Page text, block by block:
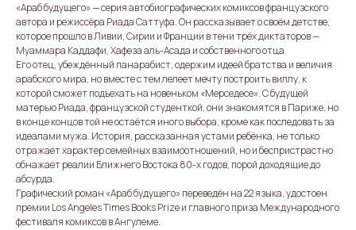
«Араб будущего» — серия автобиографических комиксов французского
автора и режиссёра Риада Саттуфа. Он рассказывает о своём детстве,
которое прошло в Ливии, Сирии и Франции в тени трёх диктаторов —
Муаммара Каддафи, Хафеза аль-Асада и собственного отца.
Его отец, убеждённый панарабист, одержим идеей братства и величия
арабского мира, но вместе с тем лелеет мечту построить виллу, к
которой сможет подъехать на новеньком «Мерседесе». С будущей
матерью Риада, французской студенткой, они знакомятся в Париже, но
в конце концов той не остаётся иного выбора, кроме как последовать за
идеалами мужа. История, рассказанная устами ребёнка, не только
отражает характер семейных взаимоотношений, но и беспристрастно
обнажает реалии Ближнего Востока 80-х годов, порой доходящие до
абсурда.
Графический роман «Араб будущего» переведён на 22 языка, удостоен
премии Los Angeles Times Books Prize и главного приза Международного
фестиваля комиксов в Ангулеме.